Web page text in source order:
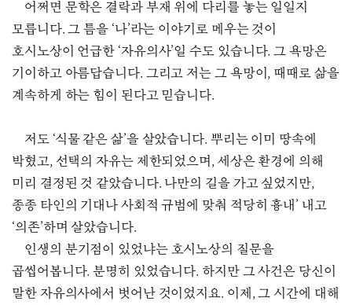
어쩌면 문학은 결락과 부재 위에 다리를 놓는 일일지
모릅니다. 그 틈을 ‘나’라는 이야기로 메우는 것이
호시노상이 언급한 ‘자유의사’일 수도 있습니다. 그 욕망은
기이하고 아름답습니다. 그리고 저는 그 욕망이, 때때로 삶을
계속하게 하는 힘이 된다고 믿습니다.
저도 ‘식물 같은 삶’을 살았습니다. 뿌리는 이미 땅속에
박혔고, 선택의 자유는 제한되었으며, 세상은 환경에 의해
미리 결정된 것 같았습니다. 나만의 길을 가고 싶었지만,
종종 타인의 기대나 사회적 규범에 맞춰 적당히 흉내’ 내고
‘의존’하며 살았습니다.
인생의 분기점이 있었냐는 호시노상의 질문을
곱씹어봅니다. 분명히 있었습니다. 하지만 그 사건은 당신이
말한 자유의사에서 벗어난 것이었지요. 이제, 그 시간에 대해